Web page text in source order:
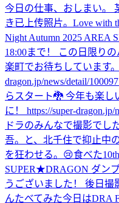
今日の仕事、おしまい。
き已上传照片。 Love with
Night Autumn 2025 AREA
18:00まで！ この日限り
楽町でお待ちしています。
dragon.jp/news/detail/
らスタート🐉 今年も楽し
に！ https://super-dragon.jp/
ドラのみんなで撮影でし
吾。と、北千住で抑止中
を狂わせる。😢食べた
SUPER★DRAGON ダン
うございました！ 後日撮
んたべてみた今日はDRA